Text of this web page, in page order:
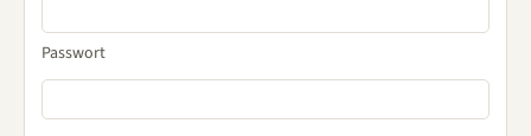
Passwort